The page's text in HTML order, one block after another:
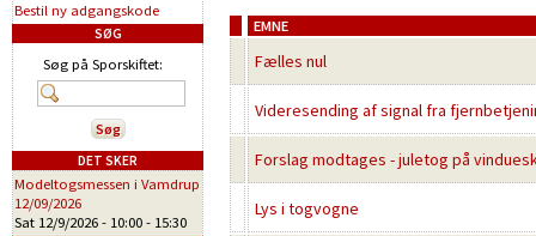
EMNE
Fælles nul
Videresending af signal fra
Forslag modtages - juletog på
Lys i togvogne
Bestil ny adgangskode
SØG
Søg på Sporskiftet:
DET SKER
Modeltogsmessen i Vamdrup
12/09/2026
Sat 12/9/2026 - 10:00 - 15:30